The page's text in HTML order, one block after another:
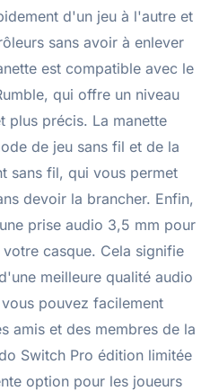
d'un jeu à l'autre et
sans avoir à enlever
est compatible avec le
qui offre un niveau
plus précis. La manette
de jeu sans fil et de la
sans fil, qui vous permet
devoir la brancher. Enfin,
prise audio 3,5 mm pour
casque. Cela signifie
meilleure qualité audio
pouvez facilement
amis et des membres de la
Switch Pro édition limitée
option pour les joueurs